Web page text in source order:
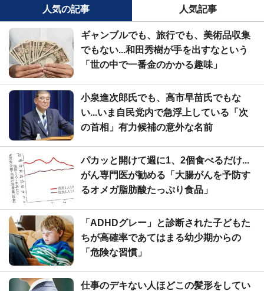
人気の記事
人気記事
ギャンブルでも、旅行でも、美術品収集
でもない...和田秀樹が手を出すなという
「世の中で一番金のかかる趣味」
小泉進次郎氏でも、高市早苗氏でもな
い...いま自民党内で急浮上している「次
の首相」有力候補の意外な名前
パカッと開けて週に1、2個食べるだけ...
がん専門医が勧める「大腸がんを予防す
るオメガ脂肪酸たっぷり食品」
「ADHDグレー」と診断された子どもた
ちが高確率であてはまる幼少期からの
「危険な習慣」
仕事のデキない人ほどこの髪形をしてい